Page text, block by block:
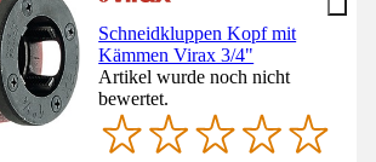
Schneidkluppen Kopf mit
Kämmen Virax 3/4"
Artikel wurde noch nicht
bewertet.